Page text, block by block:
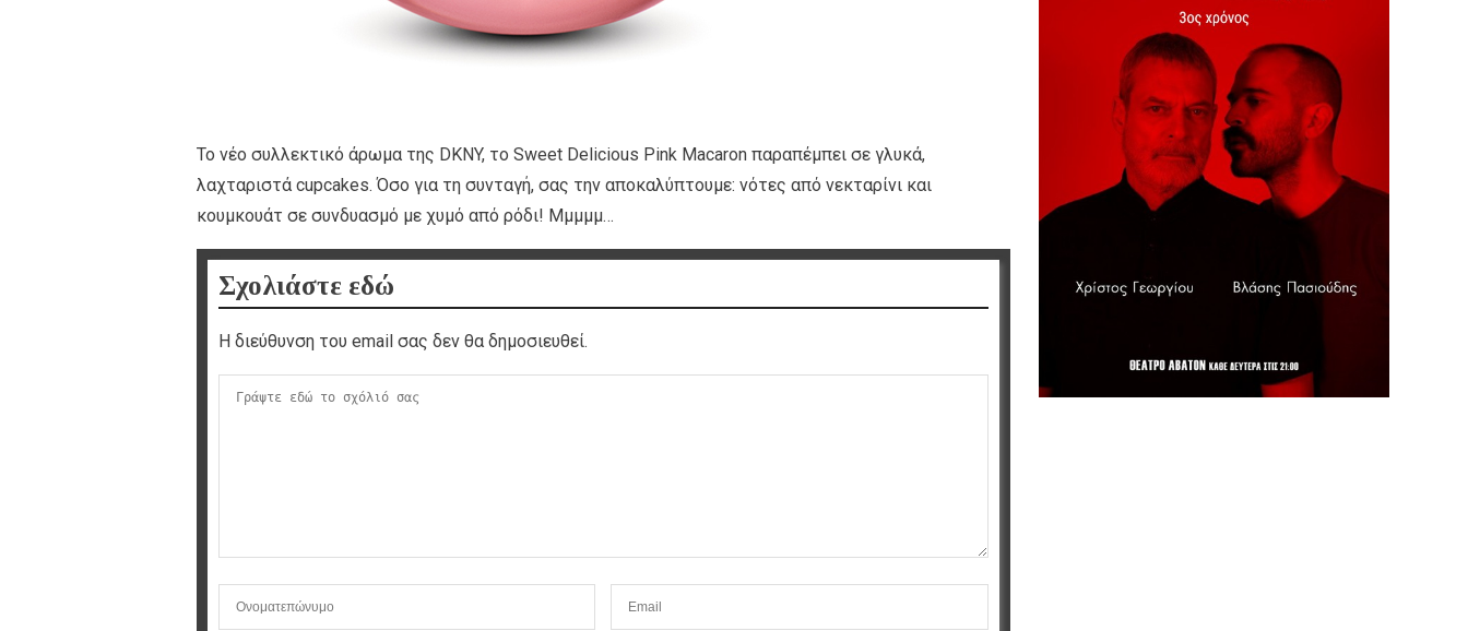
Το νέο συλλεκτικό άρωμα της DKNY, το Sweet Delicious Pink Macaron παραπέμπει σε γλυκά,
λαχταριστά cupcakes. Όσο για τη συνταγή, σας την αποκαλύπτουμε: νότες από νεκταρίνι και
κουμκουάτ σε συνδυασμό με χυμό από ρόδι! Μμμμμ…
Σχολιάστε εδώ
Η διεύθυνση του email σας δεν θα δημοσιευθεί.